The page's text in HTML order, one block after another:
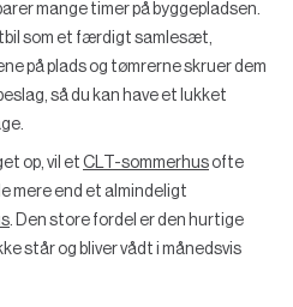
mange timer på byggepladsen.
som et færdigt samlesæt,
på plads og tømrerne skruer dem
så du kan have et lukket
op, vil et CLT-sommerhus ofte
mere end et almindeligt
. Den store fordel er den hurtige
står og bliver vådt i månedsvis